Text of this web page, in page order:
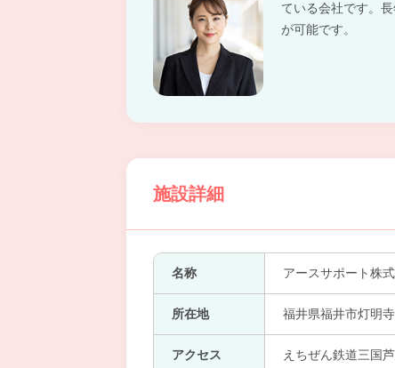
ている会社です。
が可能です。
施設詳細
名称 アースサポート株
所在地 福井県福井市灯明
アクセス えちぜん鉄道三国